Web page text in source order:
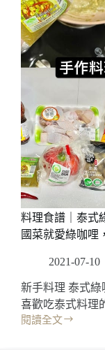
料理食譜｜泰式
國菜就愛綠咖哩
2021-07-10
新手料理 泰式
喜歡吃泰式料理
閱讀全文
料